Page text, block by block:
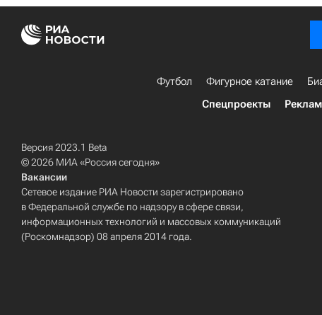
Футбол Фигурное катание
Спецпроекты
Версия 2023.1 Beta
© 2026 МИА «Россия сегодня»
Вакансии
Сетевое издание РИА Новости зарегистрировано
в Федеральной службе по надзору в сфере связи,
информационных технологий и массовых коммуникаций
(Роскомнадзор) 08 апреля 2014 года.